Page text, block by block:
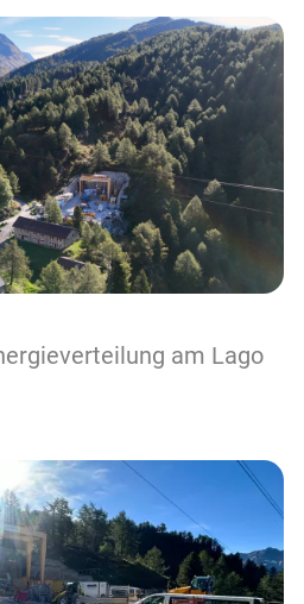
am Lago